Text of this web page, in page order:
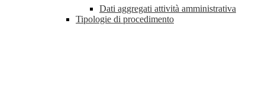
Dati aggregati attività amministrativa
Tipologie di procedimento